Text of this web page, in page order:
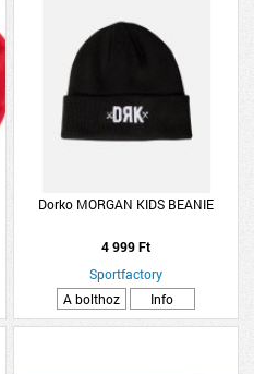
Dorko MORGAN KIDS BEANIE
4 999 Ft
Sportfactory
A bolthoz
Info